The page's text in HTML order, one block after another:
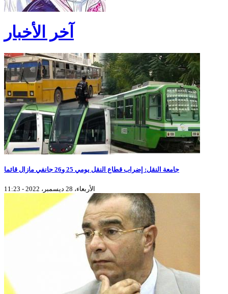
آخر الأخبار
جامعة النقل: إضراب قطاع النقل يومي 25 و26 جانفي مازال قائما
الأربعاء، 28 ديسمبر، 2022 - 11:23